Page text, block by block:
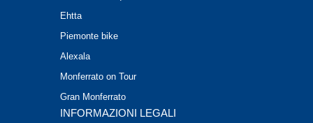
Ehtta
Piemonte bike
Alexala
Monferrato on Tour
Gran Monferrato
INFORMAZIONI LEGALI